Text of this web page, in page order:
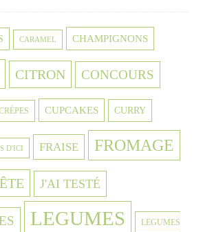
CARAMEL CHAMPIGNONS
CITRON CONCOURS
CUPCAKES CURRY
D'ICI FRAISE FROMAGE
J'AI TESTÉ
LEGUMES LEGUMES